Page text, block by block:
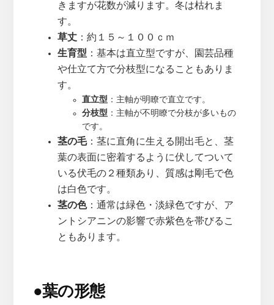
きますが花数が減ります。冬は枯れま
す。
草丈：約１５～１００ｃｍ
生育型 ：基本は直立型ですが、園芸品種
や仕立て方で分枝型になることもありま
す。
直立型 ：主軸が明瞭で直立です。
分枝型 ：主軸が不明瞭で分枝が多いもの
です。
茎の毛：茎に直角に生える開出毛と、茎
葉の表面に密着するように伏してついて
いる伏毛の２種類あり、質感は剛毛で色
は白色です。
茎の色：通常は緑色・淡緑色ですが、ア
ントシアニンの影響で赤紫色を帯びるこ
ともあります。
●葉の形態